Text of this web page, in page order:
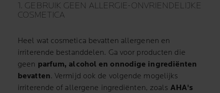
1. GEBRUIK GEEN ALLERGIE-ONVRIENDELIJKE
COSMETICA
Heel wat cosmetica bevatten allergenen en
irriterende bestanddelen. Ga voor producten die
geen parfum, alcohol en onnodige ingrediënten
bevatten. Vermijd ook de volgende mogelijks
irriterende of allergene ingrediënten, zoals AHA's